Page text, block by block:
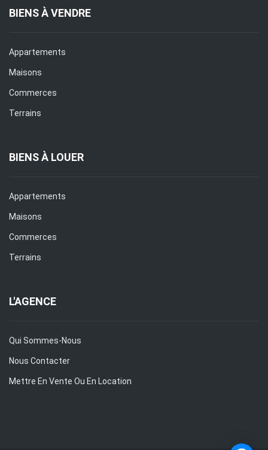
BIENS À VENDRE
Appartements
Maisons
Commerces
Terrains
BIENS À LOUER
Appartements
Maisons
Commerces
Terrains
L'AGENCE
Qui Sommes-Nous
Nous Contacter
Mettre En Vente Ou En Location